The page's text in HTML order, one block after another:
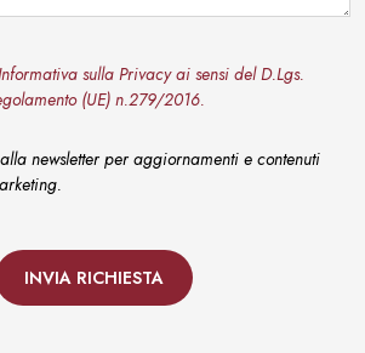
sulla Privacy ai sensi del D.Lgs.
(UE) n.279/2016.
newsletter per aggiornamenti e contenuti
INVIA RICHIESTA